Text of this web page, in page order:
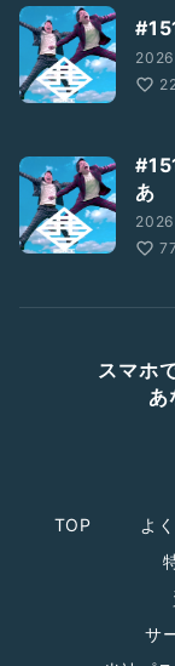
あ
スマホ
あ
TOP よ
サ